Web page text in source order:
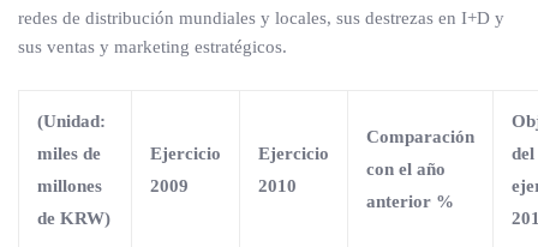
redes de distribución mundiales y locales, sus destrezas en I+D y
sus ventas y marketing estratégicos.
(Unidad:
miles de
millones
de KRW)
Ejercicio
2009
Ejercicio
2010
Comparación
con el año
anterior %
del
201